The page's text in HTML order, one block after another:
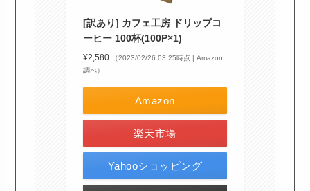
[訳あり] カフェ工房 ドリップコ
ーヒー 100杯(100P×1)
¥2,580
（2023/02/26 03:25時点 | Amazon
調べ）
Amazon
楽天市場
Yahooショッピング